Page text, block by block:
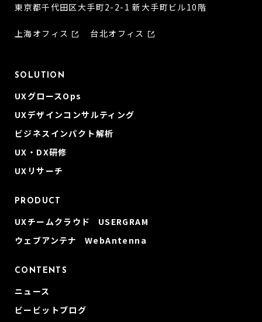
東京都千代田区大手町2-2-1 新大手町ビル10階
上海オフィス 台北オフィス
SOLUTION
UXグロースOps
UXデザインコンサルティング
ビジネスインパクト解析
UX・DX研修
UXリサーチ
PRODUCT
UXチームクラウド USERGRAM
ウェブアンテナ WebAntenna
CONTENTS
ニュース
ビービットブログ